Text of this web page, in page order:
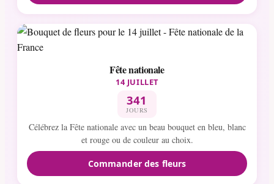
Fête nationale
14 JUILLET
341
JOURS
Célébrez la Fête nationale avec un beau bouquet en bleu, blanc
et rouge ou de couleur au choix.
Commander des fleurs